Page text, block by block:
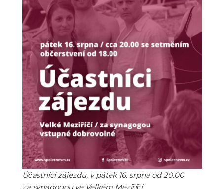
Účastníci zájezdu, v pátek 16. srpna od 20.00
za synagogou ve Velkém Meziříčí